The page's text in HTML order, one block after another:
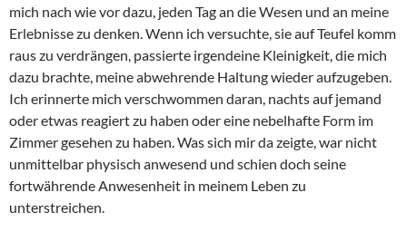
mich nach wie vor dazu, jeden Tag an die Wesen und an meine
Erlebnisse zu denken. Wenn ich versuchte, sie auf Teufel komm
raus zu verdrängen, passierte irgendeine Kleinigkeit, die mich
dazu brachte, meine abwehrende Haltung wieder aufzugeben.
Ich erinnerte mich verschwommen daran, nachts auf jemand
oder etwas reagiert zu haben oder eine nebelhafte Form im
Zimmer gesehen zu haben. Was sich mir da zeigte, war nicht
unmittelbar physisch anwesend und schien doch seine
fortwährende Anwesenheit in meinem Leben zu
unterstreichen.